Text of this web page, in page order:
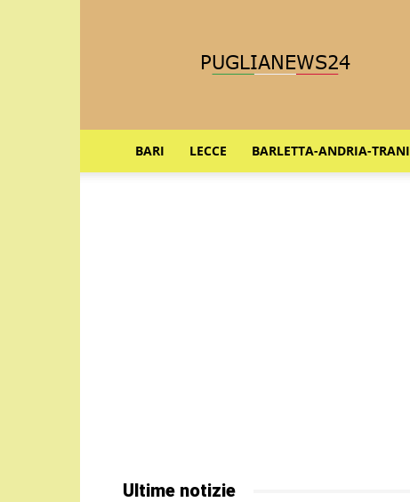
BARI LECCE BARLETTA-ANDRIA-TRANI
Ultime notizie